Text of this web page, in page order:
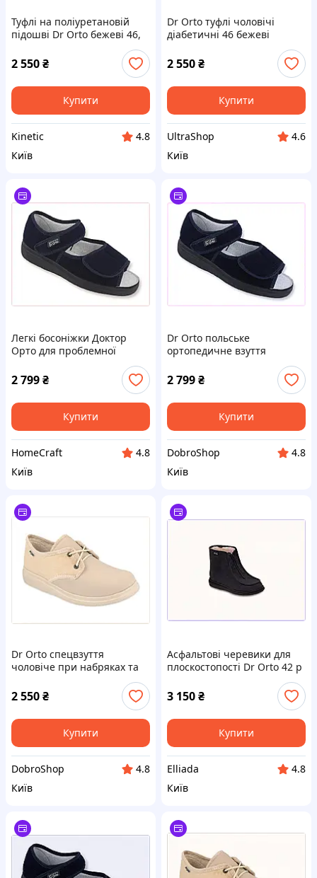
Туфлі на поліуретановій
підошві Dr Orto бежеві 46,
2 550₴
Купити
Kinetic
4.8
Київ
Dr Orto туфлі чоловічі
діабетичні 46 бежеві
2 550₴
Купити
UltraShop
4.6
Київ
Легкі босоніжки Доктор
Орто для проблемної
2 799₴
Купити
HomeCraft
4.8
Київ
Dr Orto польське
ортопедичне взуття
синього кольору 8H754034E
2 799₴
Купити
DobroShop
4.8
Київ
Dr Orto спецвзуття
чоловіче при набряках та
2 550₴
Купити
DobroShop
4.8
Київ
Асфальтові черевики для
плоскостопості Dr Orto 42 р
3 150₴
Купити
Elliada
4.8
Київ